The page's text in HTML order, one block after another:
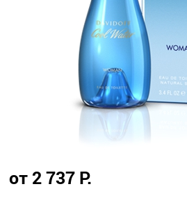
от 2 737 Р.